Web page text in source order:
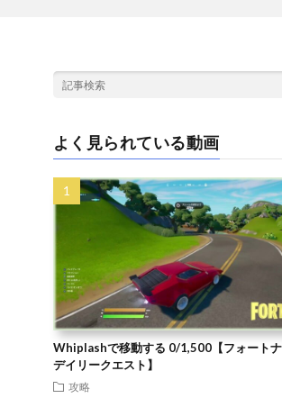
よく見られている動画
Whiplashで移動する 0/1,500【フォートナ
デイリークエスト】
攻略